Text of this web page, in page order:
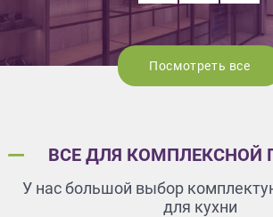
Посмотреть все
ВСЕ ДЛЯ КОМПЛЕКСНОЙ
У нас большой выбор
для кухни